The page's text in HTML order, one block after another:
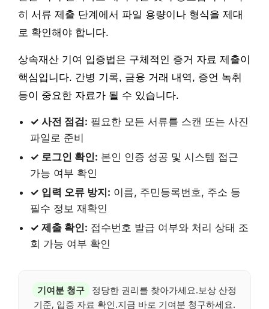
히 서류 제출 단계에서 파일 용량이나 형식을 제대
로 확인해야 합니다.
상속재산 기여 입증법은 구체적인 증거 자료 제출이
핵심입니다. 간병 기록, 금융 거래 내역, 증언 녹취
등이 중요한 자료가 될 수 있습니다.
✓ 사전 점검: 필요한 모든 서류를 스캔 또는 사진
파일로 준비
✓ 로그인 확인: 본인 인증 성공 및 시스템 접근
가능 여부 확인
✓ 입력 오류 방지: 이름, 주민등록번호, 주소 등
필수 정보 재확인
✓ 제출 확인: 접수번호 발급 여부와 처리 상태 조
회 가능 여부 확인
기여분 청구
정당한 권리를 찾아가세요.보상 산정
기준, 입증 자료 확인.지금 바로 기여분 청구하세요.